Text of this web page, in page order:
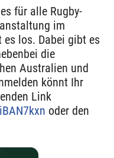
für alle Rugby-
im
es los. Dabei gibt es
die
Australien und
könnt Ihr
Link
oder den